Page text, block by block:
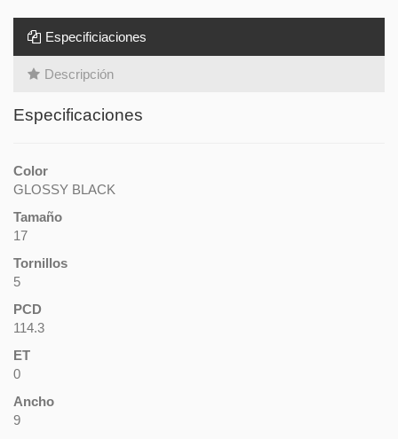
Especificiaciones
Descripción
Especificaciones
Color
GLOSSY BLACK
Tamaño
17
Tornillos
5
PCD
114.3
ET
0
Ancho
9